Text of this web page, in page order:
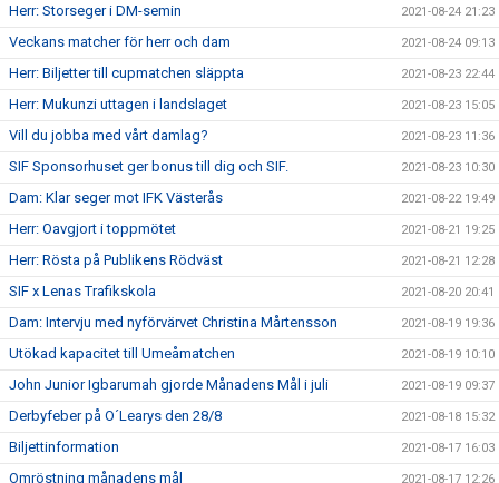
Herr: Storseger i DM-semin 2021-08-24 21:23
Veckans matcher för herr och dam 2021-08-24 09:13
Herr: Biljetter till cupmatchen släppta 2021-08-23 22:44
Herr: Mukunzi uttagen i landslaget 2021-08-23 15:05
Vill du jobba med vårt damlag? 2021-08-23 11:36
SIF Sponsorhuset ger bonus till dig och SIF. 2021-08-23 10:30
Dam: Klar seger mot IFK Västerås 2021-08-22 19:49
Herr: Oavgjort i toppmötet 2021-08-21 19:25
Herr: Rösta på Publikens Rödväst 2021-08-21 12:28
SIF x Lenas Trafikskola 2021-08-20 20:41
Dam: Intervju med nyförvärvet Christina Mårtensson 2021-08-19 19:36
Utökad kapacitet till Umeåmatchen 2021-08-19 10:10
John Junior Igbarumah gjorde Månadens Mål i juli 2021-08-19 09:37
Derbyfeber på O´Learys den 28/8 2021-08-18 15:32
Biljettinformation 2021-08-17 16:03
Omröstning månadens mål 2021-08-17 12:26